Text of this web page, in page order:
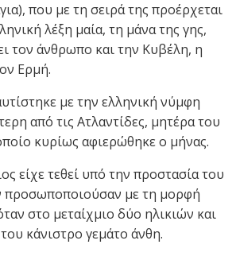
που με τη σειρά της προέρχεται
λέξη μαία, τη μάνα της γης,
τον άνθρωπο και την Κυβέλη, η
Ερμή.
με την ελληνική νύμφη
από τις Ατλαντίδες, μητέρα του
κυρίως αφιερώθηκε ο μήνας.
είχε τεθεί υπό την προστασία του
προσωποποιούσαν με τη μορφή
στο μεταίχμιο δύο ηλικιών και
κάνιστρο γεμάτο άνθη.